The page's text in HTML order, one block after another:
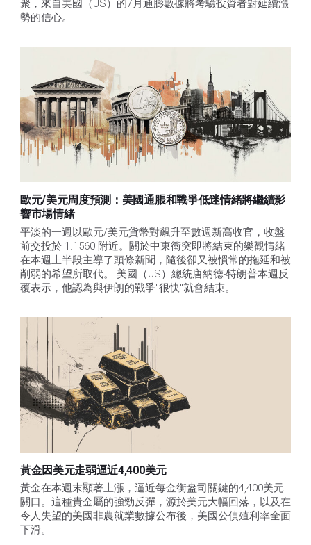
聚，來自美國（US）的7月通膨數據將考驗投資者對延續漲
勢的信心。
歐元/美元周度預測：美國通脹和戰爭低迷情緒將繼續影
響市場情緒
平淡的一週以歐元/美元貨幣對飆升至數週新高收官，收盤
前交投於 1.1560 附近。關於中東衝突即將結束的樂觀情緒
在本週上半段主導了頭條新聞，隨後卻又被慣常的拖延和被
削弱的希望所取代。 美國（US）總統唐納德-特朗普本週反
覆表示，他認為與伊朗的戰爭"很快"就會結束。
黃金因美元走弱逼近4,400美元
黃金在本週末顯著上漲，逼近每金衡盎司關鍵的4,400美元
關口。這種貴金屬的強勁反彈，源於美元大幅回落，以及在
令人失望的美國非農就業數據公布後，美國公債殖利率全面
下滑。